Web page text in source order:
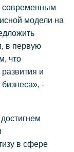
современным
модели на
в первую
что
развития и
-
в сфере